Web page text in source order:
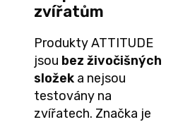
zvířatům
Produkty ATTITUDE
jsou bez živočišných
složek a nejsou
testovány na
zvířatech. Značka je